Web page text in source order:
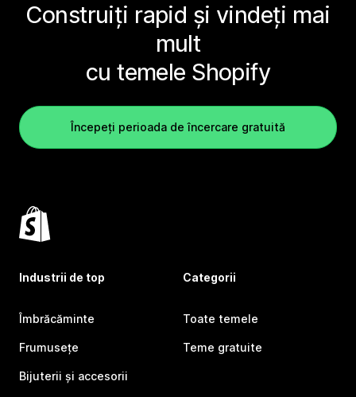
Construiți rapid și vindeți mai
mult
cu temele Shopify
Începeți perioada de încercare gratuită
Industrii de top
Îmbrăcăminte
Frumusețe
Bijuterii și accesorii
Categorii
Toate temele
Teme gratuite